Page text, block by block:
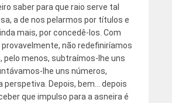
saber para que raio serve tal
a de nos pelarmos por títulos e
mais, por concedê-los. Com
não redefiniríamos
pelo menos, subtraímos-lhe uns
lhe uns números,
perspetiva. Depois, bem… depois
que impulso para a asneira é